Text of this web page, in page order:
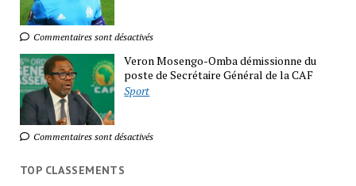
Commentaires sont désactivés
Veron Mosengo-Omba démissionne du
poste de Secrétaire Général de la CAF
Sport
Commentaires sont désactivés
TOP CLASSEMENTS